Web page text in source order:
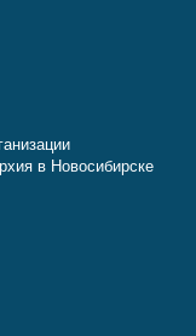
в Новосибирске